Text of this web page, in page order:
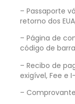
– Passaporte
retorno dos
– Página de
código de
– Recibo de
exigível, Fee e
–